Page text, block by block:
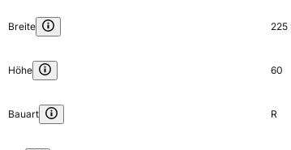
Breite 225
Höhe 60
Bauart R